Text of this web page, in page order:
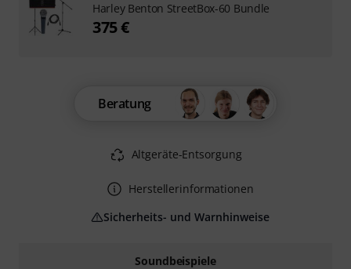
Soundbeispiele
Beratung
Altgeräte-Entsorgung
Herstellerinformationen
Sicherheits- und Warnhinweise
Harley Benton StreetBox-60 Bundle
375 €